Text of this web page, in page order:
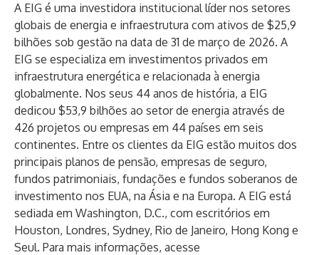
A EIG é uma investidora institucional líder nos setores
globais de energia e infraestrutura com ativos de $25,9
bilhões sob gestão na data de 31 de março de 2026. A
EIG se especializa em investimentos privados em
infraestrutura energética e relacionada à energia
globalmente. Nos seus 44 anos de história, a EIG
dedicou $53,9 bilhões ao setor de energia através de
426 projetos ou empresas em 44 países em seis
continentes. Entre os clientes da EIG estão muitos dos
principais planos de pensão, empresas de seguro,
fundos patrimoniais, fundações e fundos soberanos de
investimento nos EUA, na Ásia e na Europa. A EIG está
sediada em Washington, D.C., com escritórios em
Houston, Londres, Sydney, Rio de Janeiro, Hong Kong e
Seul. Para mais informações, acesse